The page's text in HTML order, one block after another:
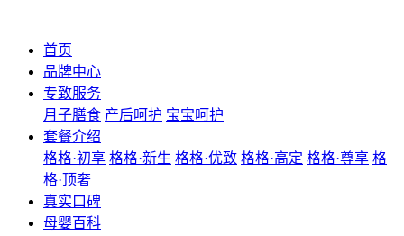
首页
品牌中心
专致服务
月子膳食 产后呵护 宝宝呵护
套餐介绍
格格·初享 格格·新生 格格·优致 格格·高定 格格·尊享 格
格·顶奢
真实口碑
母婴百科